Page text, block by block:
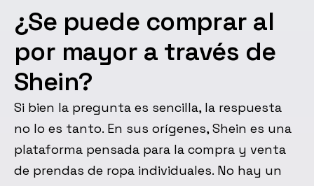
¿Se puede comprar al
por mayor a través de
Shein?
Si bien la pregunta es sencilla, la respuesta
no lo es tanto. En sus orígenes, Shein es una
plataforma pensada para la compra y venta
de prendas de ropa individuales. No hay un